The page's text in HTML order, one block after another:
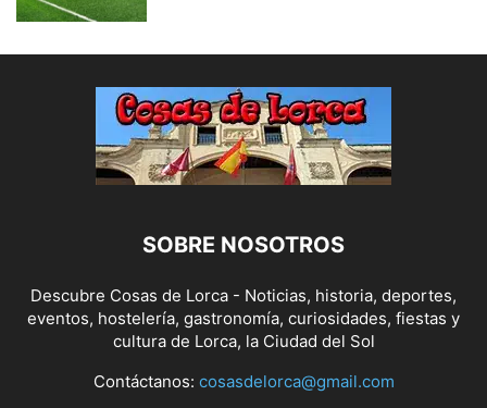
SOBRE NOSOTROS
Descubre Cosas de Lorca - Noticias, historia, deportes,
eventos, hostelería, gastronomía, curiosidades, fiestas y
cultura de Lorca, la Ciudad del Sol
Contáctanos: cosasdelorca@gmail.com